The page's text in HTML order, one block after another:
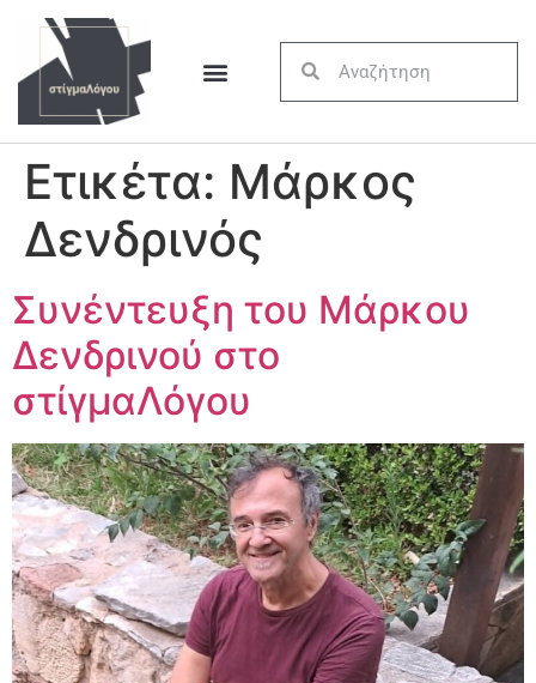
Ετικέτα: Μάρκος
Δενδρινός
Συνέντευξη του Μάρκου
Δενδρινού στο
στίγμαΛόγου